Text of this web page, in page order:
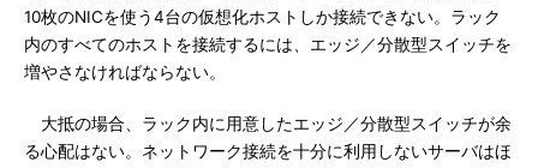
10枚のNICを使う4台の仮想化ホストしか接続できない。ラック
内のすべてのホストを接続するには、エッジ／分散型スイッチを
増やさなければならない。
大抵の場合、ラック内に用意したエッジ／分散型スイッチが余
る心配はない。ネットワーク接続を十分に利用しないサーバはほ